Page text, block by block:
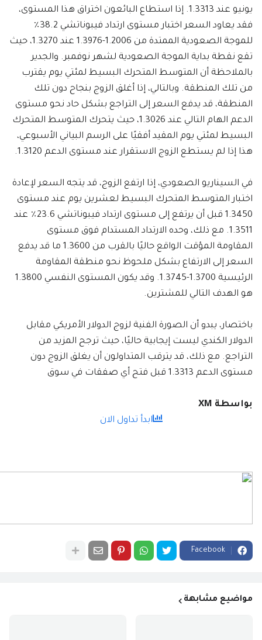
يونيو عند 1.3313. إذا استطاع البائعون اختراق هذا المستوى،
فقد يعاود السعر اختبار مستوى ارتداد فيبوناتشي 38.2٪
للموجة الصعودية الممتدة من 1.2006-1.3976 عند 1.3270، حيث
تقع نقطة بداية الموجة الصعودية لشهر نوفمبر. والجدير
بالملاحظة أن المتوسط المتحرك البسيط لمئتي يوم يقترب
من تلك المنطقة. وبالتالي، إذا أغلق الزوج بنجاح دون تلك
المنطقة، قد يدفع السعر إلى التراجع بشكل حاد نحو مستوى
الدعم الهام التالي عند 1.3026، حيث يتحرك المتوسط المتحرك
البسيط لمئتي يوم المقيد أفقيًا على الرسم البياني الأسبوعي،
هذا إذا لم يستطع الزوج الاستقرار عند مستوى الدعم 1.3120.
في السيناريو الصعودي، إذا ارتفع الزوج، قد يتجه السعر لإعادة
اختبار المتوسط المتحرك البسيط لعشرين يوم عند مستوى
1.3450 قبل أن يرتفع إلى مستوى ارتداد فيبوناتشي 23.6٪ عند
1.3511. مع ذلك، وحده الارتداد المستدام فوق مستوى
المقاومة المؤقت الواقع حاليًا بالقرب من 1.3600 ما قد يدفع
السعر إلى الارتفاع بشكل ملحوظ نحو منطقة المقاومة
الرئيسية 1.3700-1.3745. وقد يكون المستوى النفسي 1.3800
هو الهدف التالي للمشترين.
باختصار، يبدو أن الصورة الفنية لزوج الدولار الأمريكي مقابل
الدولار الكندي ليست إيجابية حاليًا، حيث ترجح المزيد من
التراجع. مع ذلك، قد يترقب المتداولون أن يغلق الزوج دون
مستوى الدعم 1.3313 قبل فتح أي صفقات في سوق
بواسطة XM
ابدأ تداول الان
Facebook
مواضيع مشابهة